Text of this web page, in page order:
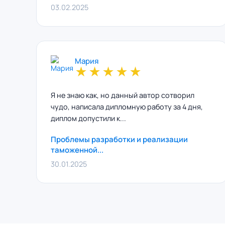
03.02.2025
Мария
★★★★★
Я не знаю как, но данный автор сотворил
чудо, написала дипломную работу за 4 дня,
диплом допустили к...
Проблемы разработки и реализации
таможенной...
30.01.2025